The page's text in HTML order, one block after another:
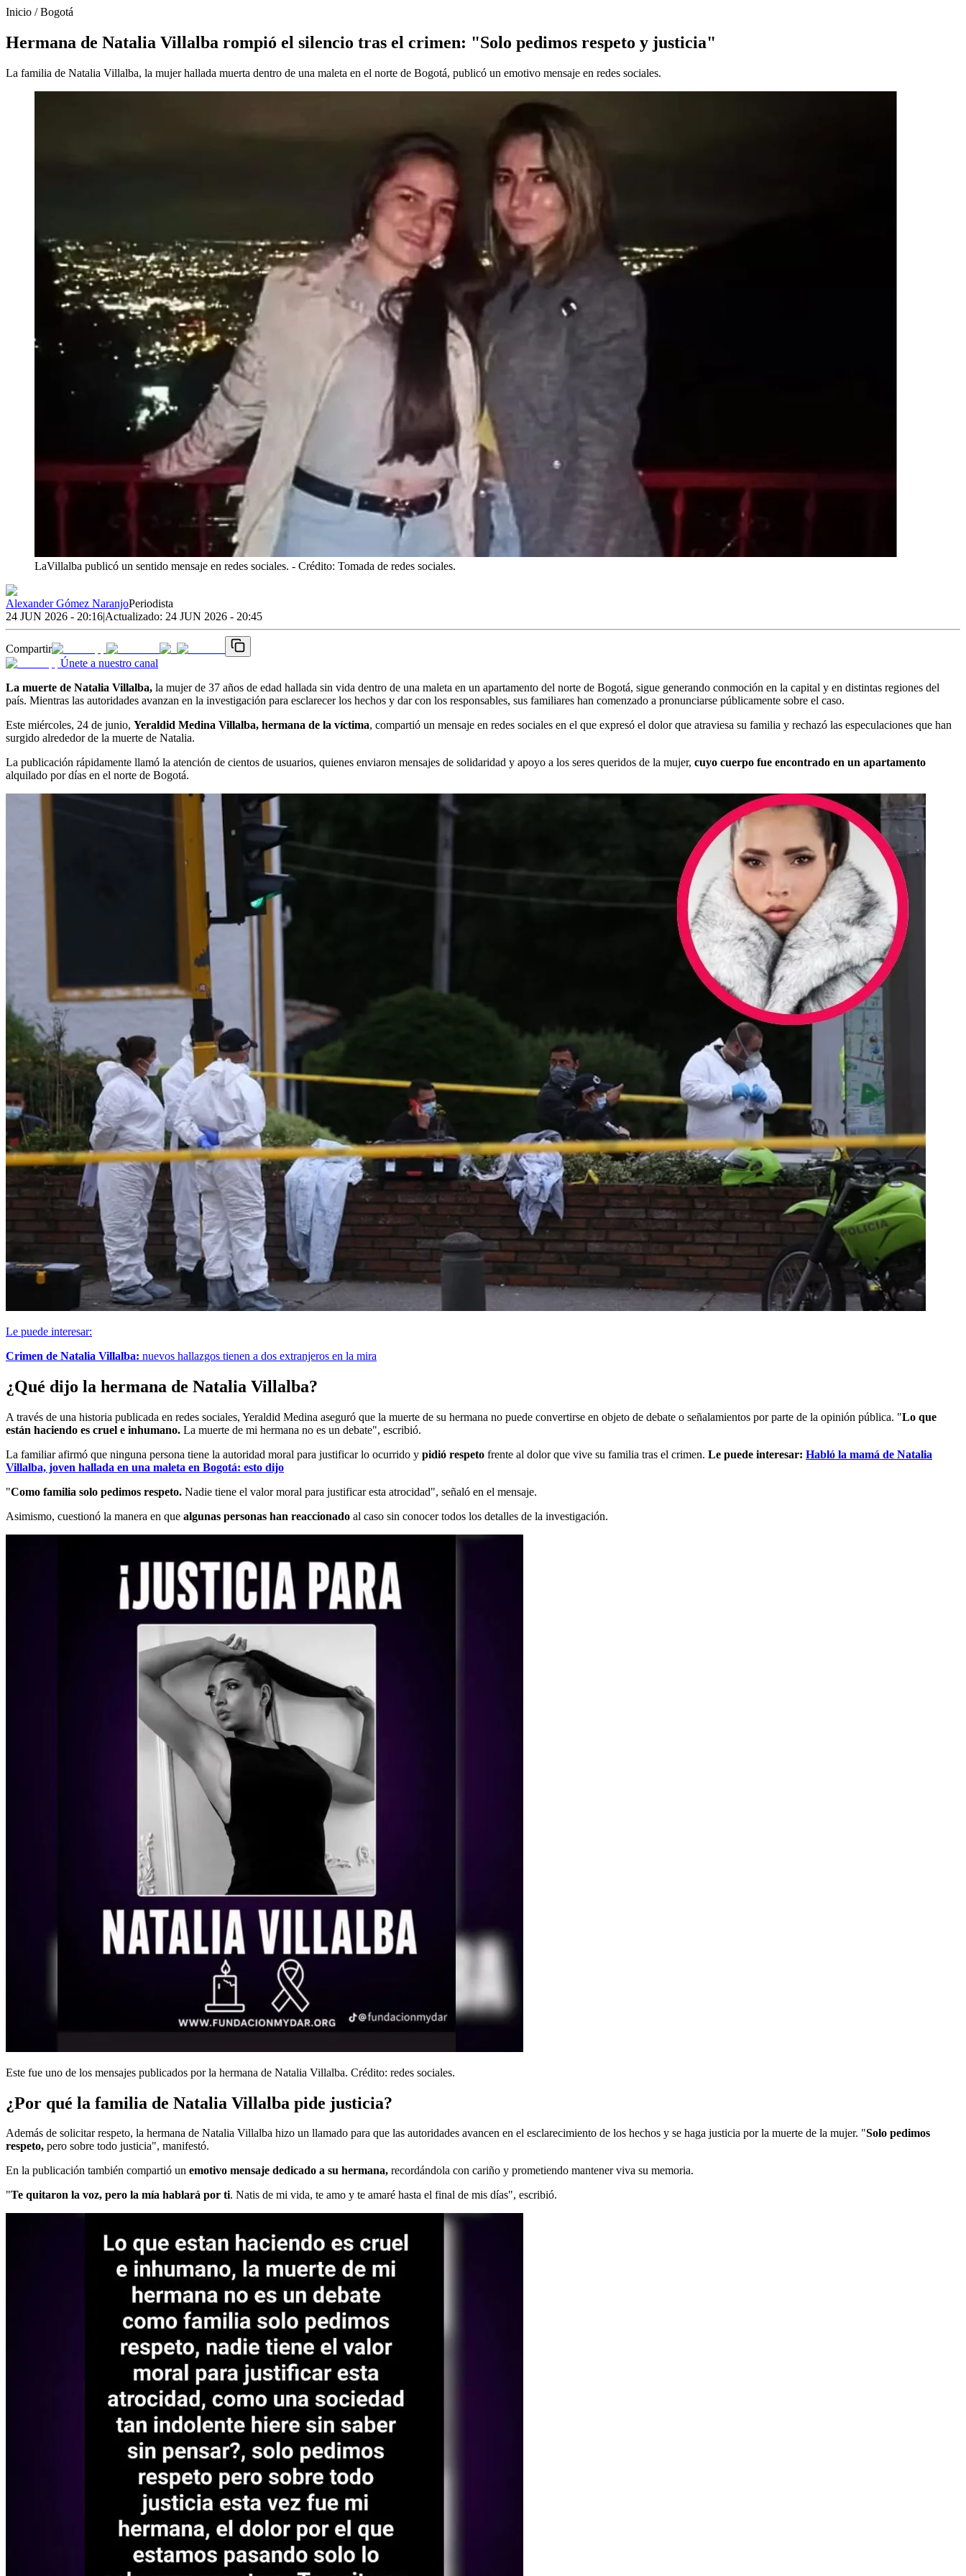
Inicio /Bogotá
Hermana de Natalia Villalba rompió el silencio tras el crimen: "Solo pedimos respeto y justicia"
La familia de Natalia Villalba, la mujer hallada muerta dentro de una maleta en el norte de Bogotá, publicó un emotivo mensaje en redes sociales.
LaVillalba publicó un sentido mensaje en redes sociales. - Crédito: Tomada de redes sociales.
Alexander Gómez NaranjoPeriodista
24 JUN 2026 - 20:16|Actualizado: 24 JUN 2026 - 20:45
Compartir
Únete a nuestro canal
La muerte de Natalia Villalba, la mujer de 37 años de edad hallada sin vida dentro de una maleta en un apartamento del norte de Bogotá, sigue generando conmoción en la capital y en distintas regiones del
país. Mientras las autoridades avanzan en la investigación para esclarecer los hechos y dar con los responsables, sus familiares han comenzado a pronunciarse públicamente sobre el caso.
Este miércoles, 24 de junio, Yeraldid Medina Villalba, hermana de la víctima, compartió un mensaje en redes sociales en el que expresó el dolor que atraviesa su familia y rechazó las especulaciones que han
surgido alrededor de la muerte de Natalia.
La publicación rápidamente llamó la atención de cientos de usuarios, quienes enviaron mensajes de solidaridad y apoyo a los seres queridos de la mujer, cuyo cuerpo fue encontrado en un apartamento
alquilado por días en el norte de Bogotá.
Le puede interesar:
Crimen de Natalia Villalba: nuevos hallazgos tienen a dos extranjeros en la mira
¿Qué dijo la hermana de Natalia Villalba?
A través de una historia publicada en redes sociales, Yeraldid Medina aseguró que la muerte de su hermana no puede convertirse en objeto de debate o señalamientos por parte de la opinión pública. "Lo que
están haciendo es cruel e inhumano. La muerte de mi hermana no es un debate", escribió.
La familiar afirmó que ninguna persona tiene la autoridad moral para justificar lo ocurrido y pidió respeto frente al dolor que vive su familia tras el crimen. Le puede interesar: Habló la mamá de Natalia
Villalba, joven hallada en una maleta en Bogotá: esto dijo
"Como familia solo pedimos respeto. Nadie tiene el valor moral para justificar esta atrocidad", señaló en el mensaje.
Asimismo, cuestionó la manera en que algunas personas han reaccionado al caso sin conocer todos los detalles de la investigación.
Este fue uno de los mensajes publicados por la hermana de Natalia Villalba. Crédito: redes sociales.
¿Por qué la familia de Natalia Villalba pide justicia?
Además de solicitar respeto, la hermana de Natalia Villalba hizo un llamado para que las autoridades avancen en el esclarecimiento de los hechos y se haga justicia por la muerte de la mujer. "Solo pedimos
respeto, pero sobre todo justicia", manifestó.
En la publicación también compartió un emotivo mensaje dedicado a su hermana, recordándola con cariño y prometiendo mantener viva su memoria.
"Te quitaron la voz, pero la mía hablará por ti. Natis de mi vida, te amo y te amaré hasta el final de mis días", escribió.